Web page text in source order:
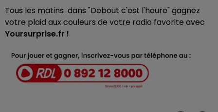
Tous les matins dans "Debout c'est l'heure" gagnez
votre plaid aux couleurs de votre radio favorite avec
Yoursurprise.fr !